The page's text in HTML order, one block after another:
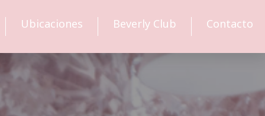
Ubicaciones Beverly Club Contacto